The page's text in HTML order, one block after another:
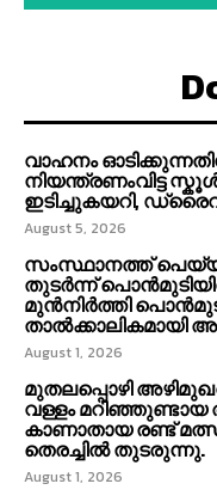
വാഹനം
നിയന്ത്രണംവിട്ട
ഇടിച്ചുകയറി,
August 5, 2026
സംസ്ഥാനത്ത്
തുടർന്ന്
മുൻനിർത്തി
താല്‍ക്കാലികമായി
August 1, 2026
മുതലപ്പൊഴി
വള്ളം
കാണാതായ രണ്ട്
തെരച്ചിൽ തുടരുന്നു.
August 1, 2026